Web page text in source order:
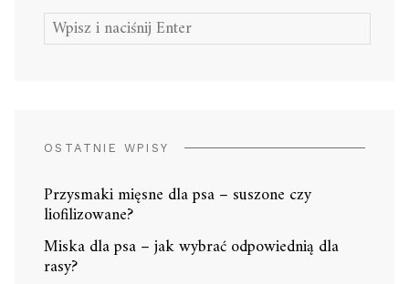
Szukaj:
OSTATNIE WPISY
Przysmaki mięsne dla psa – suszone czy
liofilizowane?
Miska dla psa – jak wybrać odpowiednią dla
rasy?